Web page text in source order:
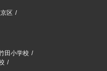
区
田小学校